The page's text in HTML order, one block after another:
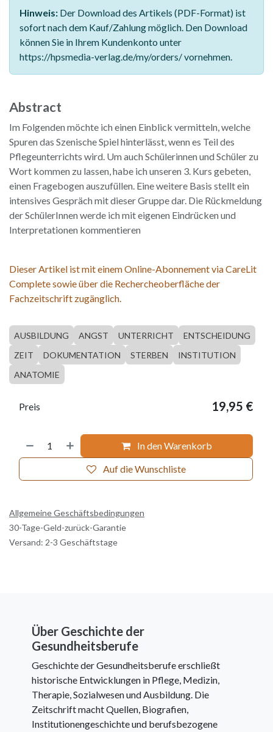
Hinweis: Der Download des Artikels (PDF-Format) ist
sofort nach dem Kauf/Zahlung möglich. Den Download
können Sie in Ihrem Kundenkonto unter
https://hpsmedia-verlag.de/my/orders/ vornehmen.
Abstract
Im Folgenden möchte ich einen Einblick vermitteln, welche
Spuren das Szenische Spiel hinterlässt, wenn es Teil des
Pflegeunterrichts wird. Um auch Schülerinnen und Schüler zu
Wort kommen zu lassen, habe ich unseren 3. Kurs gebeten,
einen Fragebogen auszufüllen. Eine weitere Basis stellt ein
intensives Gespräch mit dieser Gruppe dar. Die Rückmeldung
der SchülerInnen werde ich mit eigenen Eindrücken und
Interpretationen kommentieren
Dieser Artikel ist mit einem Online-Abonnement via CareLit
Complete sowie über die Rechercheoberfläche der
Fachzeitschrift zugänglich.
AUSBILDUNG ANGST UNTERRICHT
ENTSCHEIDUNG
ZEIT
DOKUMENTATION STERBEN
INSTITUTION
ANATOMIE
In den Warenkorb
Auf die Wunschliste
Preis 19,95 €
Allgemeine Geschäftsbedingungen
30-Tage-Geld-zurück-Garantie
Versand: 2-3 Geschäftstage
Über Geschichte der
Gesundheitsberufe
Geschichte der Gesundheitsberufe erschließt
historische Entwicklungen in Pflege, Medizin,
Therapie, Sozialwesen und Ausbildung. Die
Zeitschrift macht Quellen, Biografien,
Institutionengeschichte und berufsbezogene